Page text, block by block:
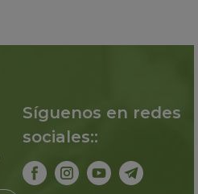
Síguenos en redes
sociales::